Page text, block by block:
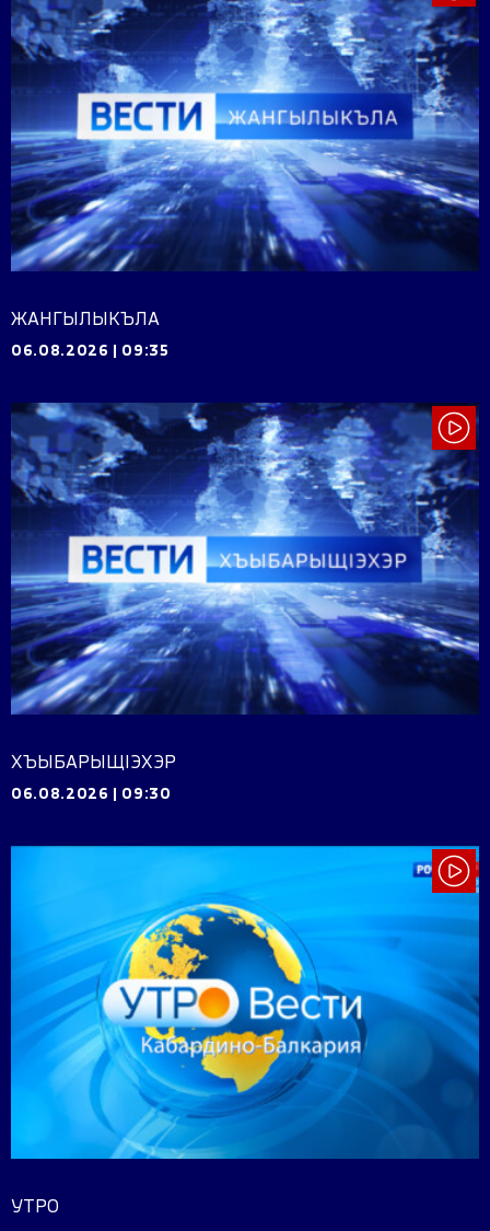
ЖАНГЫЛЫКЪЛА
06.08.2026 09:35
ХЪЫБАРЫЩIЭХЭР
06.08.2026 09:30
УТРО